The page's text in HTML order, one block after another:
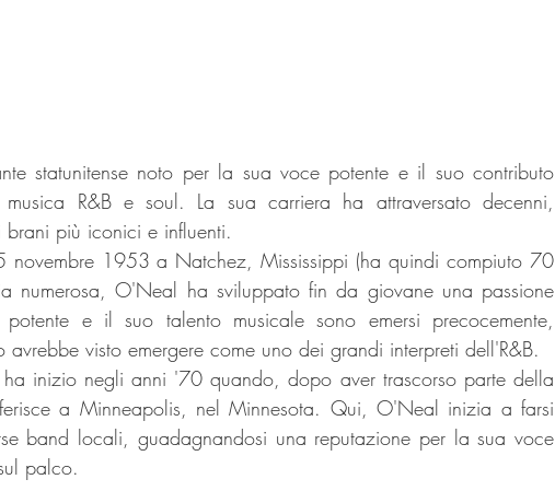
statunitense noto per la sua voce potente e il suo contributo
R&B e soul. La sua carriera ha attraversato decenni,
più iconici e influenti.
1953 a Natchez, Mississippi (ha quindi compiuto 70
numerosa, O'Neal ha sviluppato fin da giovane una passione
e il suo talento musicale sono emersi precocemente,
visto emergere come uno dei grandi interpreti dell'R&B.
ha inizio negli anni '70 quando, dopo aver trascorso parte della
a Minneapolis, nel Minnesota. Qui, O'Neal inizia a farsi
band locali, guadagnandosi una reputazione per la sua voce
palco.